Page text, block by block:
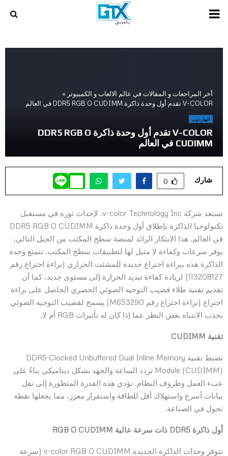
PRIMARY
أخر المراجعات و المقالات في عالم الالعاب و الكمبيوتر »
V-COLOR تقدم أول وحدة ذاكرة DDR5 RGB O CUDIMM في العالم
الهاردوير
V-COLOR تقدم أول وحدة ذاكرة DDR5 RGB O
CUDIMM في العالم
شارك 0
تستعد شركة v-color Technology Inc. لإحداث ثورة في مستقبل
تكنولوجيا الذاكرة بإطلاق أول وحدة ذاكرة DDR5 RGB O CUDIMM
في العالم. هذا الابتكار الرائد لمنصة سطح المكتب من الجيل التالي،
يوفر سرعات وكفاءة لا مثيل لها لتطبيقات سطح المكتب. تتمتع وحدة
الذاكرة هذه ببراءة اختراع جديدة للمشتت الحراري (براءة اختراع رقم
113208127) لزيادة كفاءة تبديد الحرارة إلى مستوى جديد، كما أن
تقديم تقنية طلاء قضيب التوجيه الضوئي الحصري الحاصل على براءة
اختراع (براءة اختراع رقم M653290) يسمح لقضيب التوجيه الضوئي
بجذب الانتباه بغض النظر عما إذا كان له تأثيرات RGB أم لا.
تقنية CUDIMM
تضبط تقنية DDR5 Clocked Unbuffered Dual Inline Memory
Module (CUDIMM) تردد الساعة والجهد بشكل ديناميكي بناءً على
عبء العمل وظروف النظام. تؤدي هذه القدرة المتطورة إلى نقل
بيانات أسرع واستهلاك أقل للطاقة واستقرار معزز، مما يجعلها نقطة
تحول في الصناعة.
أول ذاكرة DDR5 ذات سرعة عالية RGB O CUDIMM
تتوفر وحدات الذاكرة الجديدة v-color RGB O CUDIMM (سرعة